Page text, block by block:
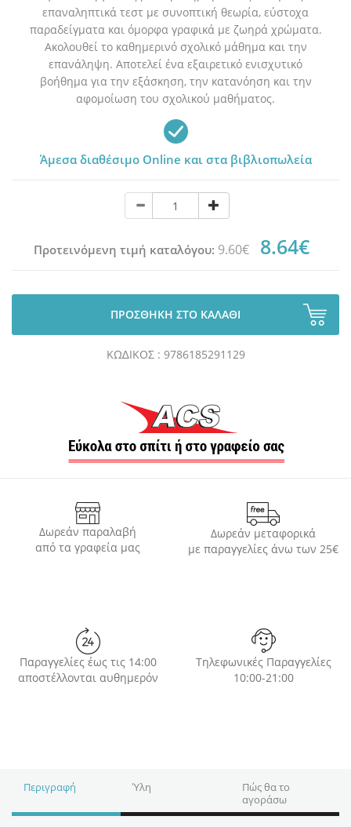
επαναληπτικά τεστ με συνοπτική θεωρία, εύστοχα
παραδείγματα και όμορφα γραφικά με ζωηρά χρώματα.
Ακολουθεί το καθημερινό σχολικό μάθημα και την
επανάληψη. Αποτελεί ένα εξαιρετικό ενισχυτικό
βοήθημα για την εξάσκηση, την κατανόηση και την
αφομοίωση του σχολικού μαθήματος.
Άμεσα διαθέσιμο Online και στα βιβλιοπωλεία
Προτεινόμενη τιμή καταλόγου: 9.60€ 8.64€
ΠΡΟΣΘΗΚΗ ΣΤΟ ΚΑΛΑΘΙ
ΚΩ∆ΙΚΟΣ : 9786185291129
Δωρεάν παραλαβή
από τα γραφεία μας
Δωρεάν μεταφορικά
με παραγγελίες άνω των 25€
Παραγγελίες έως τις 14:00
αποστέλλονται αυθημερόν
Τηλεφωνικές Παραγγελίες
10:00-21:00
Περιγραφή Ύλη
Πώς θα το
αγοράσω